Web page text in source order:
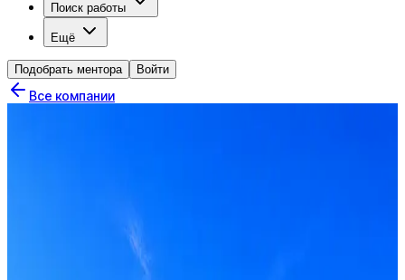
Поиск работы
Ещё
Подобрать ментора Войти
Все компании